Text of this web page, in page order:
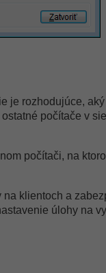
rozhodujúce,
počítače v
počítači, na
klientoch a
úlohy na